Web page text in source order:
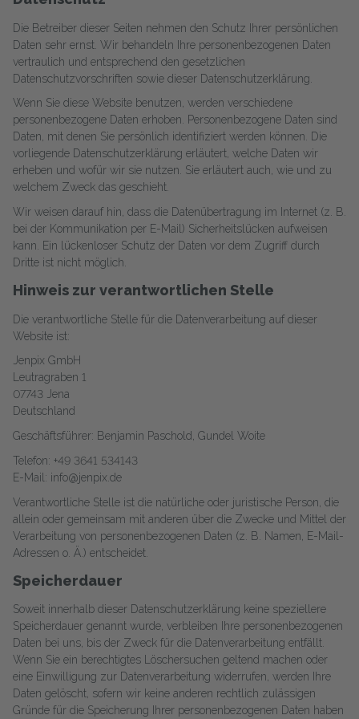
Die Betreiber dieser Seiten nehmen den Schutz Ihrer persönlichen
Daten sehr ernst. Wir behandeln Ihre personenbezogenen Daten
vertraulich und entsprechend den gesetzlichen
Datenschutzvorschriften sowie dieser Datenschutzerklärung.
Wenn Sie diese Website benutzen, werden verschiedene
personenbezogene Daten erhoben. Personenbezogene Daten sind
Daten, mit denen Sie persönlich identifiziert werden können. Die
vorliegende Datenschutzerklärung erläutert, welche Daten wir
erheben und wofür wir sie nutzen. Sie erläutert auch, wie und zu
welchem Zweck das geschieht.
Wir weisen darauf hin, dass die Datenübertragung im Internet (z. B.
bei der Kommunikation per E-Mail) Sicherheitslücken aufweisen
kann. Ein lückenloser Schutz der Daten vor dem Zugriff durch
Dritte ist nicht möglich.
Hinweis zur verantwortlichen Stelle
Die verantwortliche Stelle für die Datenverarbeitung auf dieser
Website ist:
Jenpix GmbH
Leutragraben 1
07743 Jena
Deutschland
Geschäftsführer: Benjamin Paschold, Gundel Woite
Telefon: +49 3641 534143
E-Mail: info@jenpix.de
Verantwortliche Stelle ist die natürliche oder juristische Person, die
allein oder gemeinsam mit anderen über die Zwecke und Mittel der
Verarbeitung von personenbezogenen Daten (z. B. Namen, E-Mail-
Adressen o. Ä.) entscheidet.
Speicherdauer
Soweit innerhalb dieser Datenschutzerklärung keine speziellere
Speicherdauer genannt wurde, verbleiben Ihre personenbezogenen
Daten bei uns, bis der Zweck für die Datenverarbeitung entfällt.
Wenn Sie ein berechtigtes Löschersuchen geltend machen oder
eine Einwilligung zur Datenverarbeitung widerrufen, werden Ihre
Daten gelöscht, sofern wir keine anderen rechtlich zulässigen
Gründe für die Speicherung Ihrer personenbezogenen Daten haben